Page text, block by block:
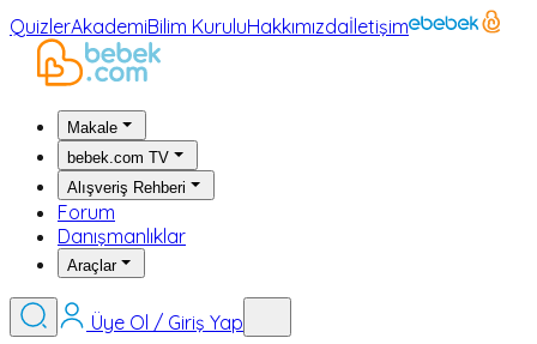
QuizlerAkademiBilim KuruluHakkımızdaİletişim
Makale
bebek.com TV
Alışveriş Rehberi
Forum
Danışmanlıklar
Araçlar
Üye Ol / Giriş Yap